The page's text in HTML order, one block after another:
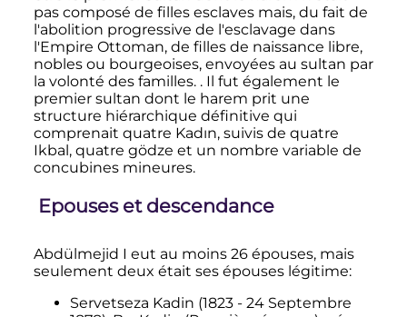
pas composé de filles esclaves mais, du fait de
l'abolition progressive de l'esclavage dans
l'Empire Ottoman, de filles de naissance libre,
nobles ou bourgeoises, envoyées au sultan par
la volonté des familles. . Il fut également le
premier sultan dont le harem prit une
structure hiérarchique définitive qui
comprenait quatre Kadın, suivis de quatre
Ikbal, quatre gödze et un nombre variable de
concubines mineures.
Epouses et descendance
Abdülmejid I eut au moins 26 épouses, mais
seulement deux était ses épouses légitime:
Servetseza Kadin (1823 - 24 Septembre